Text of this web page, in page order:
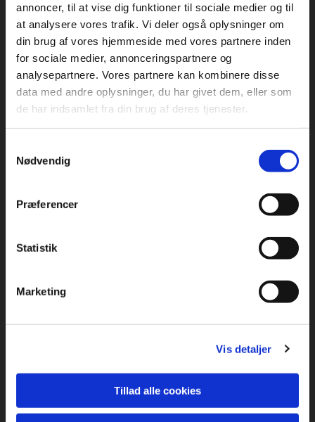
annoncer, til at vise dig funktioner til sociale medier og til
at analysere vores trafik. Vi deler også oplysninger om
din brug af vores hjemmeside med vores partnere inden
for sociale medier, annonceringspartnere og
analysepartnere. Vores partnere kan kombinere disse
data med andre oplysninger, du har givet dem, eller som
de har indsamlet fra din brug af deres tjenester.
Nødvendig
Præferencer
Statistik
Marketing
Vis detaljer
Tillad alle cookies
næste numre, der er af
Park.Jakob Park er uddannet pianist fra Det
JyskeMusikkonservatorium og er cand.mag. i fransk
sprog og
tre skønlitterære bøger. JakobParks seneste album er fra 2020
fortolkninger af sange fra højskolesangbogen.
Park har turneret flittigt i Danmark og Europa og har spillet